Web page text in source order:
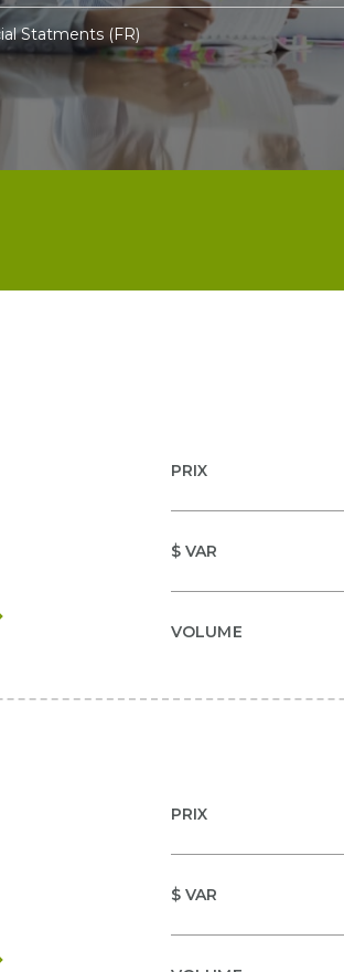
Statments (FR)
PRIX
$ VAR
VOLUME
PRIX
$ VAR